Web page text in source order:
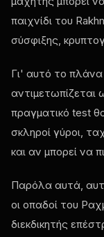
παιχνίδι του
σύσφιξης,
Γι' αυτό το πλάνα
πραγματικό test
σκληροί γύροι,
και αν μπορεί να
Παρόλα αυτά,
οι οπαδοί του
διεκδικητής